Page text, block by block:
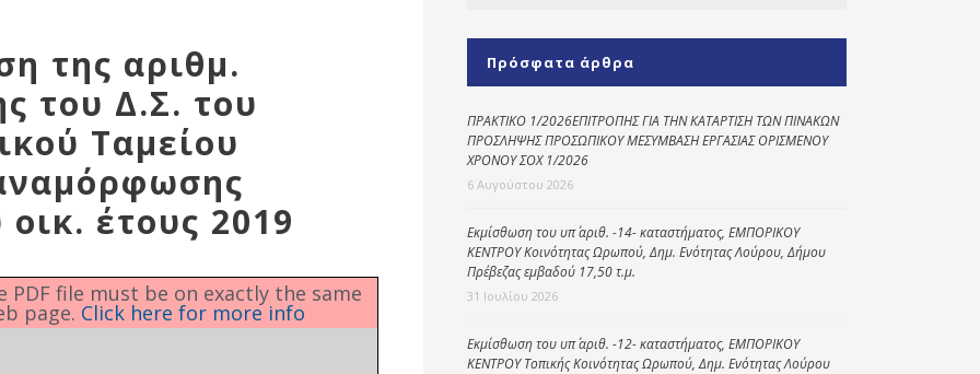
Kοινωνικό
φαρμακείο
Πρόγραμμα
Φροντίδας
Ηλικιωμένων
(Κ.Η.Φ.Η.) Πρέβεζας
της αριθμ.
του Δ.Σ. του
Ταμείου
έτους 2019
file must be on exactly the same
page. Click here for more info
Πρόσφατα άρθρα
ΠΡΑΚΤΙΚΟ 1/2026ΕΠΙΤΡΟΠΗΣ ΓΙΑ ΤΗΝ ΚΑΤΑΡΤΙΣΗ ΤΩΝ ΠΙΝΑΚΩΝ
ΠΡΟΣΛΗΨΗΣ ΠΡΟΣΩΠΙΚΟΥ ΜΕΣΥΜΒΑΣΗ ΕΡΓΑΣΙΑΣ ΟΡΙΣΜΕΝΟΥ
ΧΡΟΝΟΥ ΣΟΧ 1/2026
6 Αυγούστου 2026
Εκμίσθωση του υπ΄ αριθ. -14- καταστήματος, ΕΜΠΟΡΙΚΟΥ
ΚΕΝΤΡΟΥ Κοινότητας Ωρωπού, Δημ. Ενότητας Λούρου, Δήμου
Πρέβεζας εμβαδού 17,50 τ.μ.
31 Ιουλίου 2026
Εκμίσθωση του υπ΄ αριθ. -12- καταστήματος, ΕΜΠΟΡΙΚΟΥ
ΚΕΝΤΡΟΥ Τοπικής Κοινότητας Ωρωπού, Δημ. Ενότητας Λούρου